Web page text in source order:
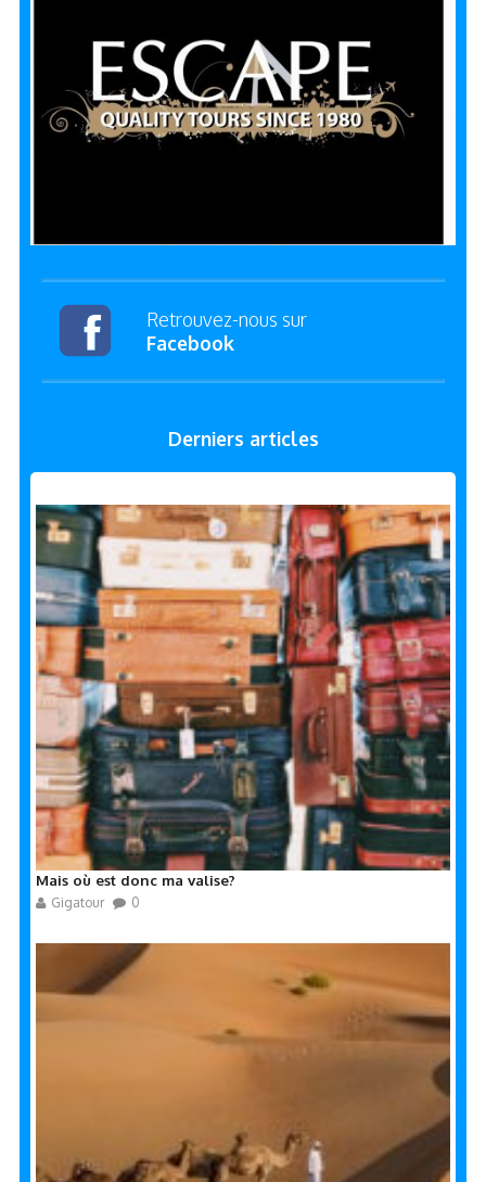
Retrouvez-nous sur
Facebook
Derniers articles
Mais où est donc ma valise?
Gigatour 0